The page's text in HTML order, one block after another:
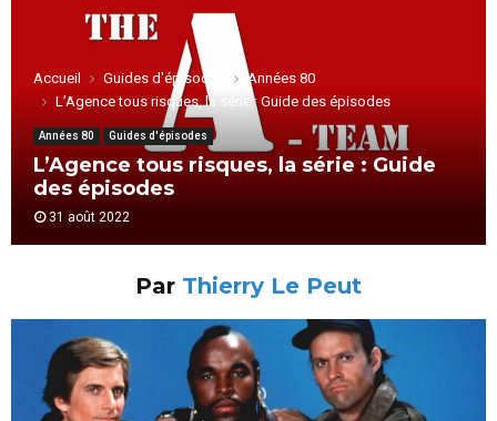
Accueil Guides d'épisodes
Années 80
L’Agence tous risques, la série : Guide des épisodes
Années 80 Guides d'épisodes
L’Agence tous risques, la série : Guide
des épisodes
31 août 2022
Par Thierry Le Peut